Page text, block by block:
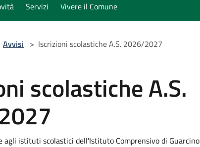
Servizi Vivere il Comune
Avvisi > Iscrizioni scolastiche A.S. 2026/2027
scolastiche A.S.
agli istituti scolastici dell'Istituto Comprensivo di Guarcino